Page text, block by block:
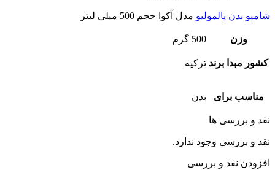
شامپو بدن پالمولیو مدل آکوا حجم 500 میلی لیتر
وزن 500 گرم
کشور مبدا برند ترکیه
مناسب برای بدن
نقد و بررسی ها
نقد و بررسی وجود ندارد.
افزودن نفد و بررسی